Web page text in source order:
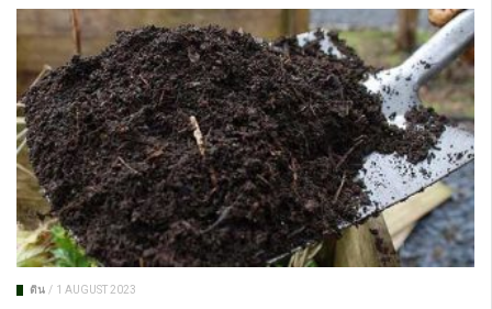
ดิน / 1 AUGUST 2023